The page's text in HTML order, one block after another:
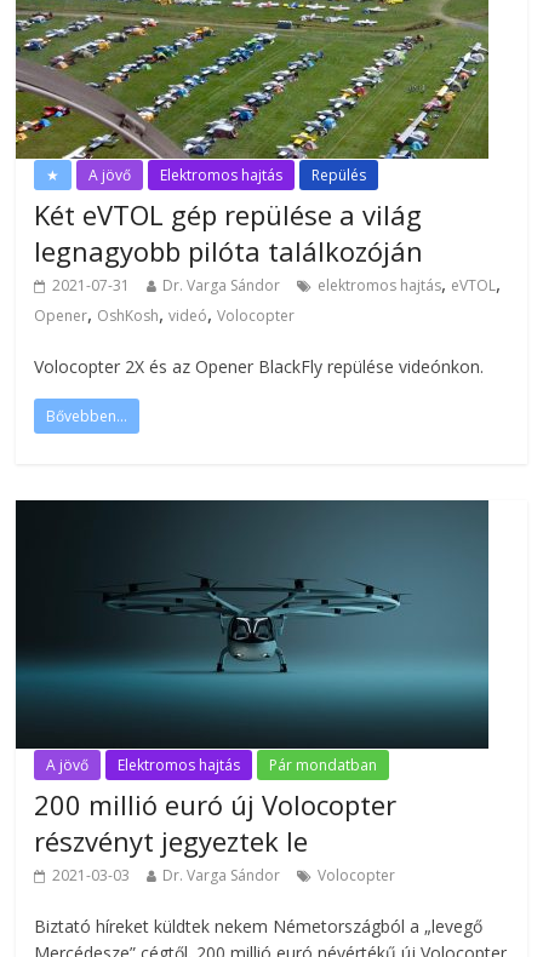
★ A jövő Elektromos hajtás Repülés
Két eVTOL gép repülése a világ
legnagyobb pilóta találkozóján
2021-07-31 Dr. Varga Sándor elektromos hajtás, eVTOL,
Opener, OshKosh,videó,Volocopter
Volocopter 2X és az Opener BlackFly repülése videónkon.
Bővebben...
A jövő Elektromos hajtás Pár mondatban
200 millió euró új Volocopter
részvényt jegyeztek le
2021-03-03 Dr. Varga Sándor Volocopter
Biztató híreket küldtek nekem Németországból a „levegő